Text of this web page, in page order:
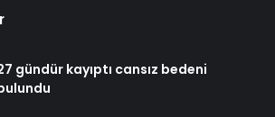
gündür kayıptı cansız bedeni